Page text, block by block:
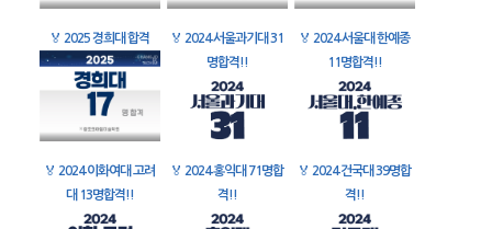
🏅 2025 경희대 합격 🏅 2024 서울과기대 31
명합격!!
🏅 2024 서울대 한예종
11명합격!!
🏅 2024 이화여대 고려
대 13명합격!!
🏅 2024 홍익대 71명합
격!!
🏅 2024 건국대 39명합
격!!